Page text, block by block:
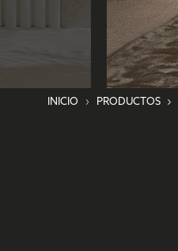
INICIO PRODUCTOS